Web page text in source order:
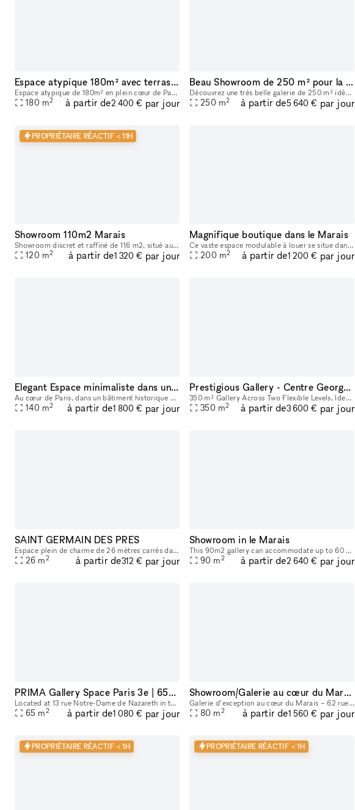
Espace atypique 180m² avec terrasse — Bar Marais / République — Showroom, shooting, pop-up restaurant, défilé
Espace atypique de 180m² en plein cœur de Paris (3e arrondissement), à deux pas des métros République et Temple. Ce bar à cocktails centenaire fondé en 1923 offre un cadre unique et scénographiable p
180 m2 à partir de2 400 € par jour
Beau Showroom de 250 m² pour la fashion week
Découvrez une très belle galerie de 250 m² idéalement situé au cœur du Marais à Paris. Parfait pour les showrooms, cette location offre des caractéristiques uniques telles que de hauts plafonds, des
250 m2 à partir de5 640 € par jour
PROPRIÉTAIRE RÉACTIF < 11H
Showroom 110m2 Marais
Showroom discret et raffiné de 116 m2, situé au 147 rue du Temple – 75003 PARIS, en fond de cour. Dans un pur style industriel avec ses murs blancs et son sol en béton, il bénéficie d’une lumière du
120 m2 à partir de1 320 € par jour
Magnifique boutique dans le Marais
Ce vaste espace modulable à louer se situe dans le quartier du Haut Marais, centre de gravité des touristes et parisiens les plus branchés. Les boutiques y sont pointues, les bars et restaurants, con
200 m2 à partir de1 200 € par jour
Elegant Espace minimaliste dans un Bâtiment Historique, Palais-Royal/ Louvre
Au cœur de Paris, dans un bâtiment historique du 17ème siècle avec de hauts plafonds et une luminosité naturelle. Située en plein centre-ville, ce lieu est parfait pour des événements éphémères ou de
140 m2 à partir de1 800 € par jour
Prestigious Gallery - Centre Georges Pompidou
350 m² Gallery Across Two Flexible Levels, Ideally Located Facing the Centre Georges Pompidou, in the Dynamic Marais/Châtelet District This exceptional space offers a modern, versatile environment,
350 m2 à partir de3 600 € par jour
SAINT GERMAIN DES PRES
Espace plein de charme de 26 mètres carrés dans le quartier très prisé de saint germain de prés. Dans une rue très commerçante, on peut y apercevoir le carré saint germain, idéal pour y accueillir sa
26 m2 à partir de312 € par jour
Showroom in le Marais
This 90m2 gallery can accommodate up to 60 people, with a 40m2 storage room in the basement. Bright, with a clean, modern style and ample hanging space, this gallery is ideal for art exhibitions, sh
90 m2 à partir de2 640 € par jour
PRIMA Gallery Space Paris 3e | 65m² Minimal White Cube in Haut-Marais
Located at 13 rue Notre-Dame de Nazareth in the heart of the Haut-Marais, PRIMA is a 65 m² contemporary gallery space designed for exhibitions, pop-ups, showrooms, fashion presentations, castings, ev
65 m2 à partir de1 080 € par jour
Showroom/Galerie au cœur du Marais
Galerie d’exception au cœur du Marais – 62 rue de Turenne Idéalement située sur l’une des artères les plus recherchées du Marais, entre la Place des Vosges et la rue de Bretagne, la galerie bénéficie
80 m2 à partir de1 560 € par jour
PROPRIÉTAIRE RÉACTIF < 1H PROPRIÉTAIRE RÉACTIF < 1H